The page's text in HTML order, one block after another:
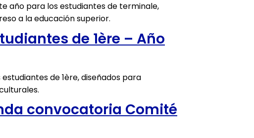
año para los estudiantes de terminale,
a la educación superior.
de 1ère – Año
de 1ère, diseñados para
convocatoria Comité